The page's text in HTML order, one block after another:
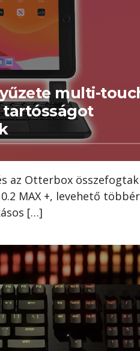
multi-
az Otterbox
MAX +, levehető
[…]